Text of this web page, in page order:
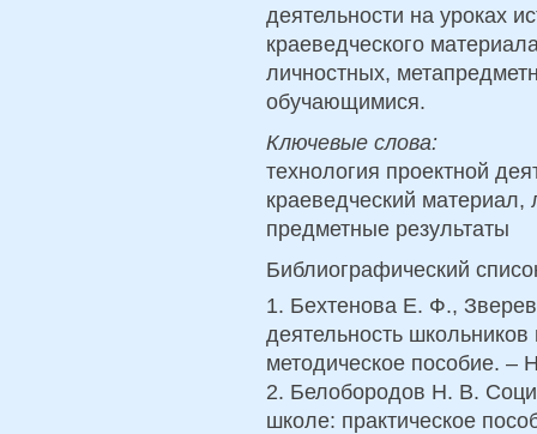
деятельности на уроках
краеведческого
личностных,
обучающимися.
Ключевые слова:
технология проектной
краеведческий
предметные результаты
Библиографический
1. Бехтенова Е. Ф.,
деятельность
методическое пособие. –
2. Белобородов Н. В.
школе: практическое